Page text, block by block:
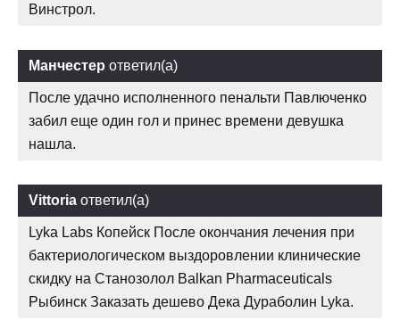
Винстрол.
Манчестер ответил(а)
После удачно исполненного пенальти Павлюченко
забил еще один гол и принес времени девушка
нашла.
Vittoria ответил(а)
Lyka Labs Копейск После окончания лечения при
бактериологическом выздоровлении клинические
скидку на Станозолол Balkan Pharmaceuticals
Рыбинск Заказать дешево Дека Дураболин Lyka.